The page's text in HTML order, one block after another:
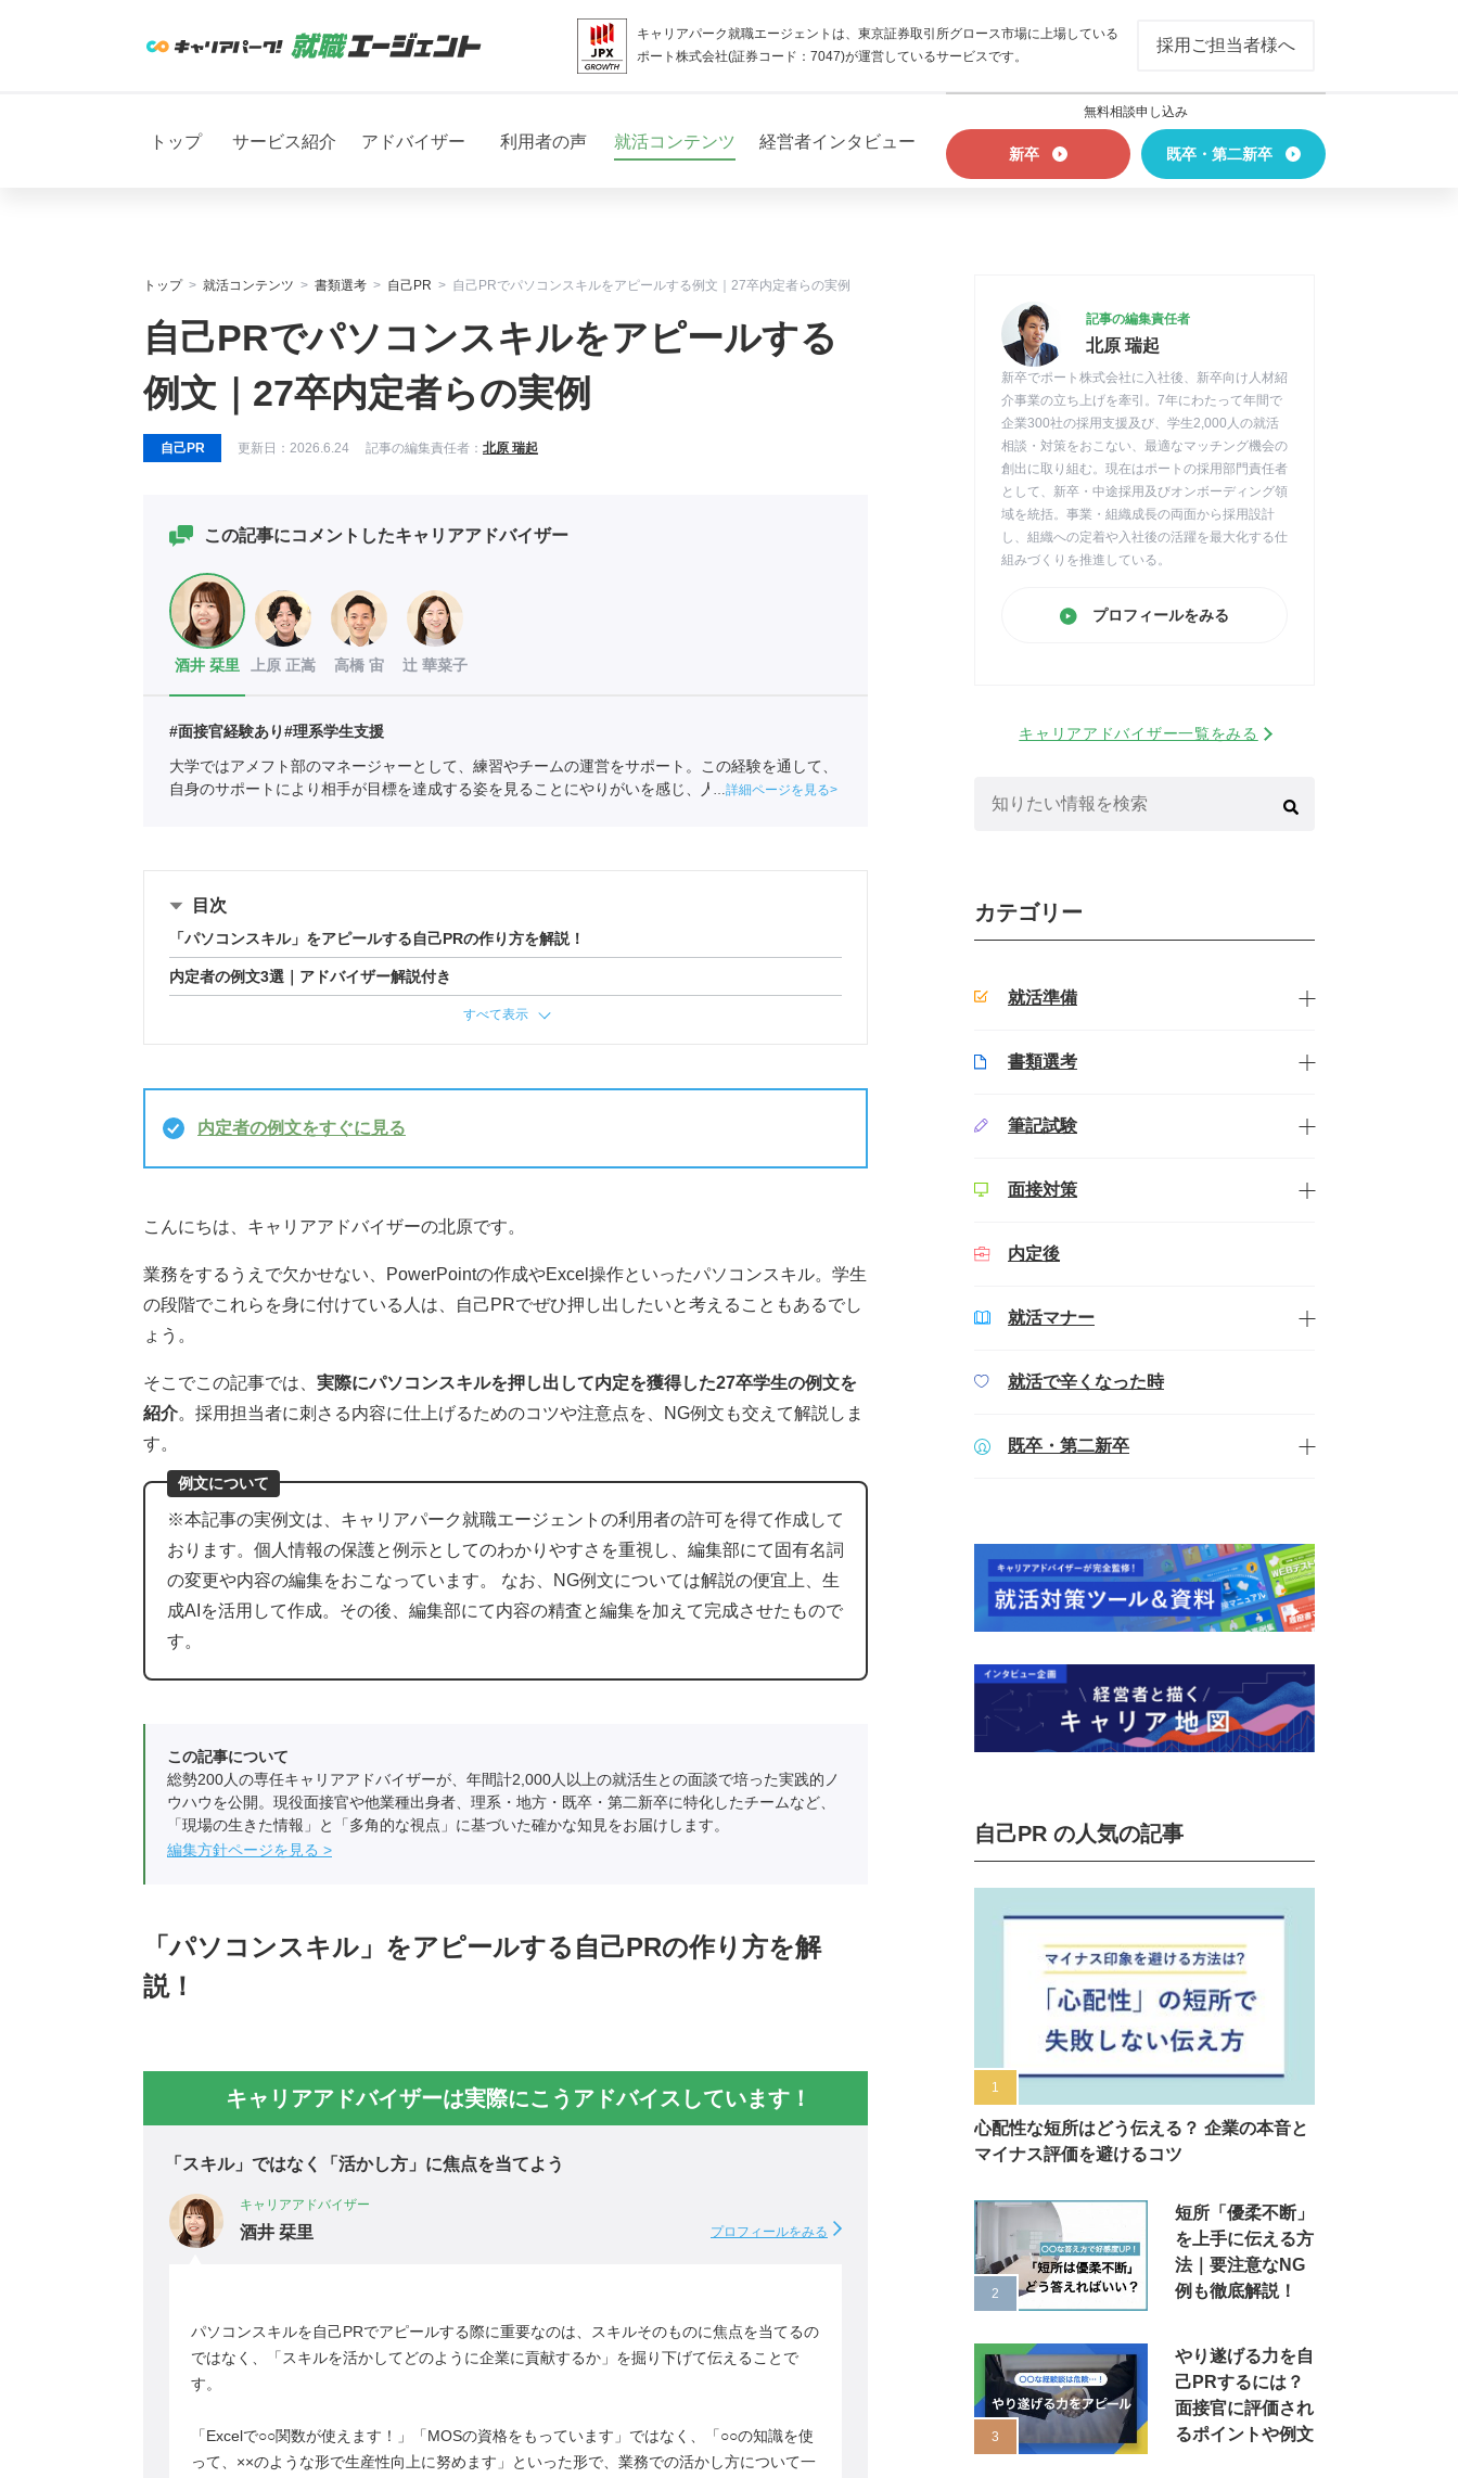
キャリアパーク就職エージェントは、東京証券取引所グロース市場に上場している
ポート株式会社(証券コード：7047)が運営しているサービスです。
採用ご担当者様へ
トップ サービス紹介 アドバイザー 利用者の声 就活コンテンツ 経営者インタビュー
無料相談申し込み
新卒 既卒・第二新卒
トップ 就活コンテンツ 書類選考 自己PR 自己PRでパソコンスキルをアピールする例文｜27卒内定者らの実例
自己PRでパソコンスキルをアピールする
例文｜27卒内定者らの実例
自己PR 更新日： 2026.6.24 記事の編集責任者： 北原 瑞起
この記事にコメントしたキャリアアドバイザー
酒井 栞里 上原 正嵩 高橋 宙 辻 華菜子
#面接官経験あり#理系学生支援
大学ではアメフト部のマネージャーとして、練習やチームの運営をサポート。この経験を通して、
自身のサポートにより相手が目標を達成する姿を見ることにやりがいを感じ、人材業界を目指す。
詳細ページを見る
目次
「パソコンスキル」をアピールする自己PRの作り方を解説！
内定者の例文3選｜アドバイザー解説付き
すべて表示
内定者の例文をすぐに見る
こんにちは、キャリアアドバイザーの北原です。
業務をするうえで欠かせない、PowerPointの作成やExcel操作といったパソコンスキル。学生
の段階でこれらを身に付けている人は、自己PRでぜひ押し出したいと考えることもあるでし
ょう。
そこでこの記事では、 実際にパソコンスキルを押し出して内定を獲得した27卒学生の例文を
紹介。採用担当者に刺さる内容に仕上げるためのコツや注意点を、NG例文も交えて解説しま
す。
例文について
※本記事の実例文は、キャリアパーク就職エージェントの利用者の許可を得て作成して
おります。個人情報の保護と例示としてのわかりやすさを重視し、編集部にて固有名詞
の変更や内容の編集をおこなっています。 なお、NG例文については解説の便宜上、生
成AIを活用して作成。その後、編集部にて内容の精査と編集を加えて完成させたもので
す。
この記事について
総勢200人の専任キャリアアドバイザーが、年間計2,000人以上の就活生との面談で培った実践的ノ
ウハウを公開。現役面接官や他業種出身者、理系・地方・既卒・第二新卒に特化したチームなど、
「現場の生きた情報」と「多角的な視点」に基づいた確かな知見をお届けします。
編集方針ページを見る
「パソコンスキル」をアピールする自己PRの作り方を解
説！
キャリアアドバイザーは実際にこうアドバイスしています！
「スキル」ではなく「活かし方」に焦点を当てよう
キャリアアドバイザー
酒井 栞里 プロフィールをみる
パソコンスキルを自己PRでアピールする際に重要なのは、スキルそのものに焦点を当てるの
ではなく、「スキルを活かしてどのように企業に貢献するか」を掘り下げて伝えることで
す。
「Excelで○○関数が使えます！」「MOSの資格をもっています」ではなく、「○○の知識を使
って、××のような形で生産性向上に努めます」といった形で、業務での活かし方について一
記事の編集責任者
北原 瑞起
新卒でポート株式会社に入社後、新卒向け人材紹
介事業の立ち上げを牽引。7年にわたって年間で
企業300社の採用支援及び、学生2,000人の就活
相談・対策をおこない、最適なマッチング機会の
創出に取り組む。現在はポートの採用部門責任者
として、新卒・中途採用及びオンボーディング領
域を統括。事業・組織成長の両面から採用設計
し、組織への定着や入社後の活躍を最大化する仕
組みづくりを推進している。
プロフィールをみる
キャリアアドバイザー一覧をみる
カテゴリー
就活準備
書類選考
筆記試験
面接対策
内定後
就活マナー
就活で辛くなった時
既卒・第二新卒
自己PR の人気の記事
心配性な短所はどう伝える？ 企業の本音と
マイナス評価を避けるコツ
短所「優柔不断」
を上手に伝える方
法｜要注意なNG
例も徹底解説！
やり遂げる力を自
己PRするには？
面接官に評価され
るポイントや例文